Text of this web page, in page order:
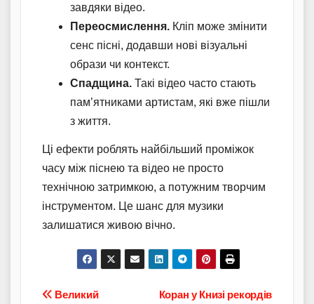
завдяки відео.
Переосмислення. Кліп може змінити
сенс пісні, додавши нові візуальні
образи чи контекст.
Спадщина. Такі відео часто стають
пам’ятниками артистам, які вже пішли
з життя.
Ці ефекти роблять найбільший проміжок
часу між піснею та відео не просто
технічною затримкою, а потужним творчим
інструментом. Це шанс для музики
залишатися живою вічно.
Коран у Книзі рекордів
Великий